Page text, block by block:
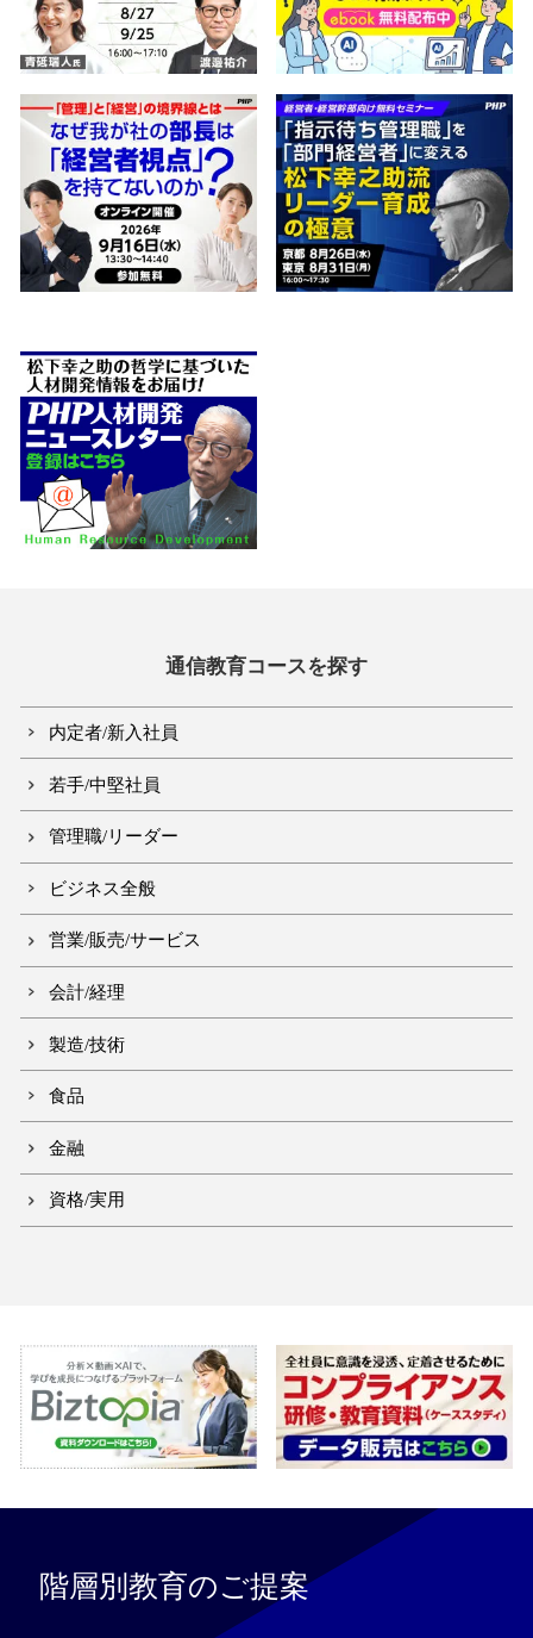
通信教育コースを探す
内定者/新入社員
若手/中堅社員
管理職/リーダー
ビジネス全般
営業/販売/サービス
会計/経理
製造/技術
食品
金融
資格/実用
階層別教育のご提案